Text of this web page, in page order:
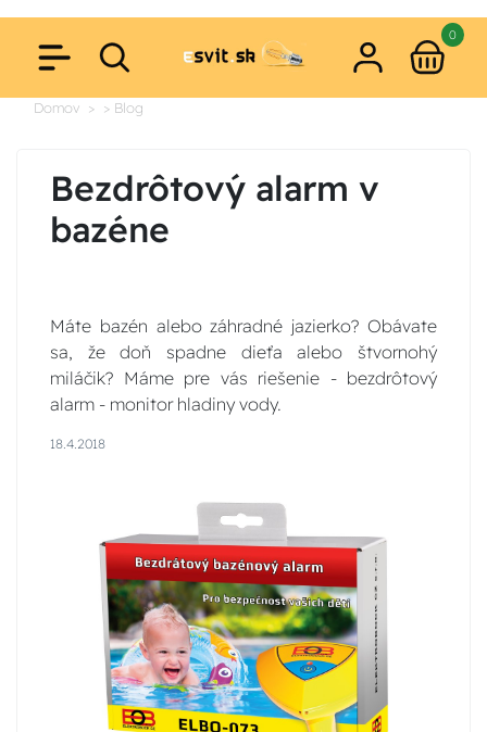
0
Domov > Blog
Bezdrôtový alarm v
bazéne
Máte bazén alebo záhradné jazierko? Obávate
sa, že doň spadne dieťa alebo štvornohý
miláčik? Máme pre vás riešenie - bezdrôtový
alarm - monitor hladiny vody.
18.4.2018